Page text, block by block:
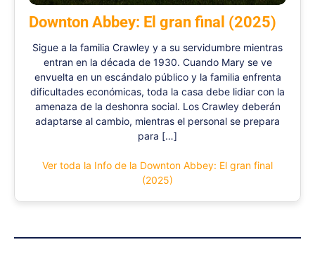
Downton Abbey: El gran final (2025)
Sigue a la familia Crawley y a su servidumbre mientras
entran en la década de 1930. Cuando Mary se ve
envuelta en un escándalo público y la familia enfrenta
dificultades económicas, toda la casa debe lidiar con la
amenaza de la deshonra social. Los Crawley deberán
adaptarse al cambio, mientras el personal se prepara
para […]
Ver toda la Info de la Downton Abbey: El gran final
(2025)